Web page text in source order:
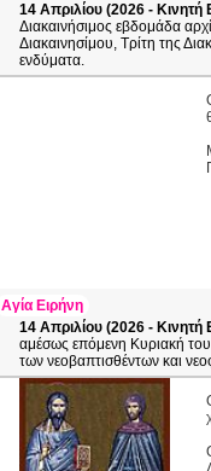
14 Απριλίου (2026 - Κινητή
Διακαινήσιμος εβδομάδα
Διακαινησίμου, Τρίτη της
ενδύματα.
Αγία Ειρήνη
14 Απριλίου (2026 - Κινητή
αμέσως επόμενη Κυριακή του
των νεοβαπτισθέντων και